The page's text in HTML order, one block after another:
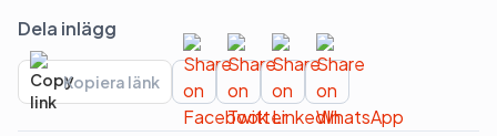
Dela inlägg
Kopiera länk